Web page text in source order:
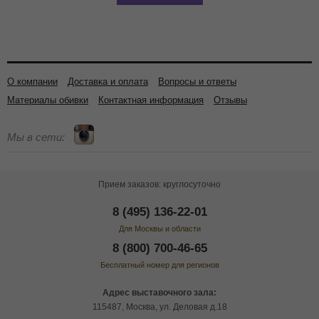
О компании Доставка и оплата
Вопросы и ответы
Материалы обивки
Контактная информация Отзывы
Мы в сети:
Прием заказов: круглосуточно
8 (495) 136-22-01
Для Москвы и области
8 (800) 700-46-65
Бесплатный номер для регионов
Адрес выставочного зала:
115487, Москва, ул. Деловая д.18